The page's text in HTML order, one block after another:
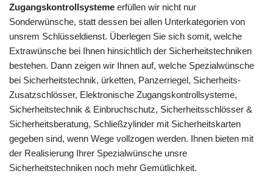
Zugangskontrollsysteme erfüllen wir nicht nur
Sonderwünsche, statt dessen bei allen Unterkategorien von
unsrem Schlüsseldienst. Überlegen Sie sich somit, welche
Extrawünsche bei Ihnen hinsichtlich der Sicherheitstechniken
bestehen. Dann zeigen wir Ihnen auf, welche Spezialwünsche
bei Sicherheitstechnik, ürketten, Panzerriegel, Sicherheits-
Zusatzschlösser, Elektronische Zugangskontrollsysteme,
Sicherheitstechnik & Einbruchschutz, Sicherheitsschlösser &
Sicherheitsberatung, Schließzylinder mit Sicherheitskarten
gegeben sind, wenn Wege vollzogen werden. Ihnen bieten mit
der Realisierung Ihrer Spezialwünsche unsre
Sicherheitstechniken noch mehr Gemütlichkeit.